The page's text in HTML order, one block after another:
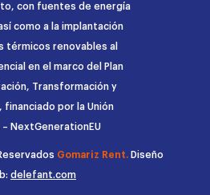
con fuentes de energía
como a la implantación
térmicos renovables al
en el marco del Plan
Transformación y
financiado por la Unión
– NextGenerationEU
Gomariz Rent. Diseño
delefant.com